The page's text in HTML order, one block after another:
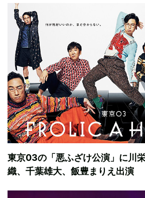
東京03の「悪ふざけ公演」に川
織、千葉雄大、飯豊まりえ出演